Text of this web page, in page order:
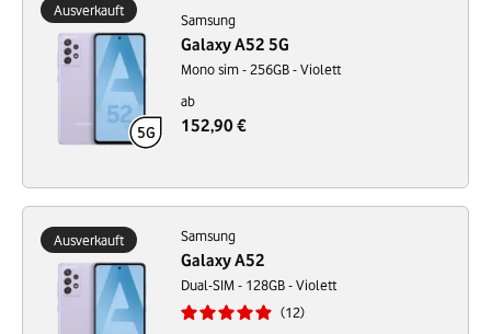
Ausverkauft
Samsung
Galaxy A52 5G
Mono sim - 256GB - Violett
ab
152,90 €
Ausverkauft Samsung
Galaxy A52
Dual-SIM - 128GB - Violett
12